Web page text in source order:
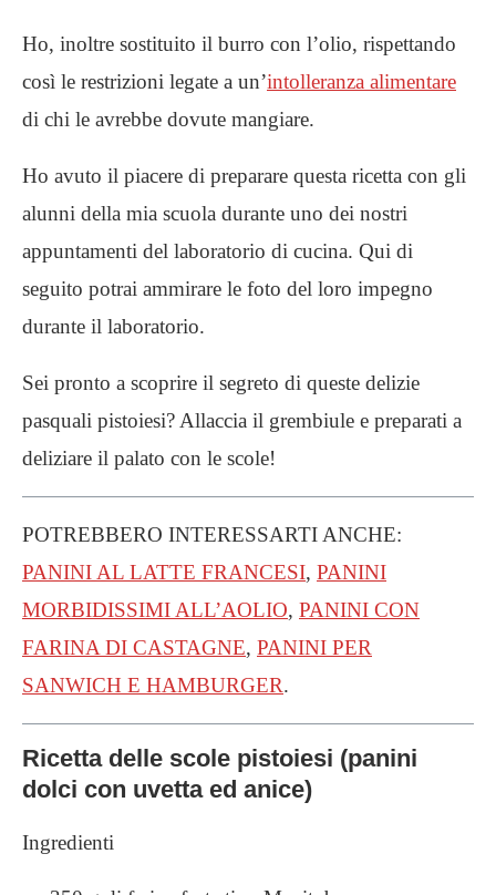
Ho, inoltre sostituito il burro con l’olio, rispettando
così le restrizioni legate a un’intolleranza alimentare
di chi le avrebbe dovute mangiare.
Ho avuto il piacere di preparare questa ricetta con gli
alunni della mia scuola durante uno dei nostri
appuntamenti del laboratorio di cucina. Qui di
seguito potrai ammirare le foto del loro impegno
durante il laboratorio.
Sei pronto a scoprire il segreto di queste delizie
pasquali pistoiesi? Allaccia il grembiule e preparati a
deliziare il palato con le scole!
POTREBBERO INTERESSARTI ANCHE:
PANINI AL LATTE FRANCESI, PANINI
MORBIDISSIMI ALL’AOLIO, PANINI CON
FARINA DI CASTAGNE, PANINI PER
SANWICH E HAMBURGER.
Ricetta delle scole pistoiesi (panini
dolci con uvetta ed anice)
Ingredienti